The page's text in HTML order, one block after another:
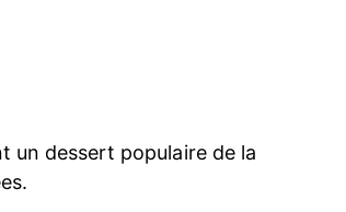
un dessert populaire de la